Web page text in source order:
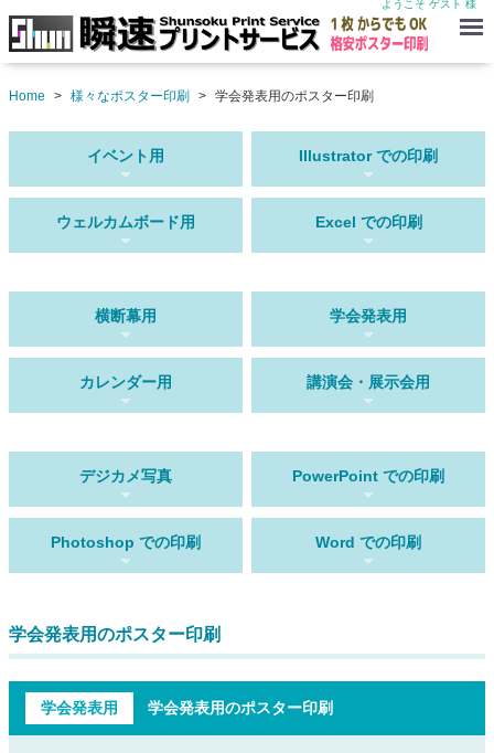
ようこそ ゲスト 様
Menu
Home 様々なポスター印刷 学会発表用のポスター印刷
イベント用 Illustrator での印刷
ウェルカムボード用 Excel での印刷
横断幕用 学会発表用
カレンダー用 講演会・展示会用
デジカメ写真 PowerPoint での印刷
Photoshop での印刷 Word での印刷
学会発表用のポスター印刷
学会発表用 学会発表用のポスター印刷